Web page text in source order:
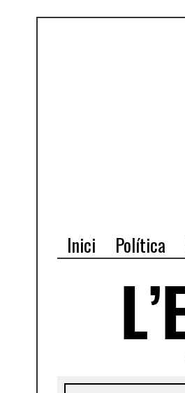
Inici Política